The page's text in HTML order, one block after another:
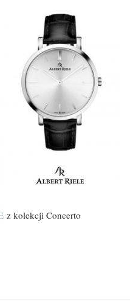
z kolekcji Concerto